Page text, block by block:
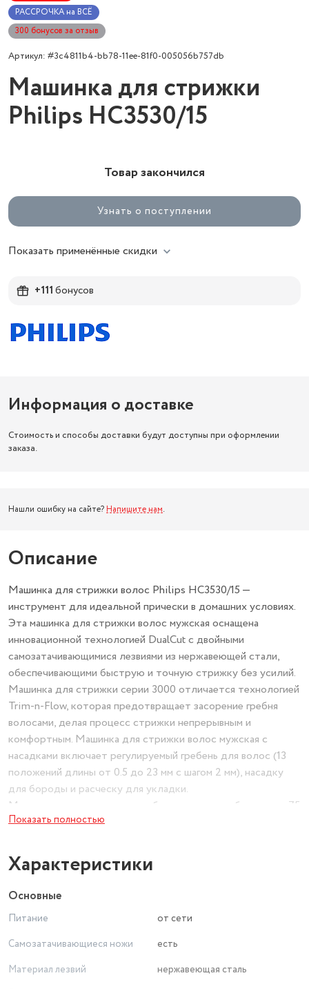
РАССРОЧКА на ВСЁ
300 бонусов за отзыв
Артикул: #3c4811b4-bb78-11ee-81f0-005056b757db
Машинка для стрижки
Philips HC3530/15
Товар закончился
Узнать о поступлении
Показать применённые скидки
+111бонусов
Информация о доставке
Стоимость и способы доставки будут доступны при оформлении
заказа.
Нашли ошибку на сайте? Напишите нам.
Описание
Машинка для стрижки волос Philips HC3530/15 —
инструмент для идеальной прически в домашних условиях.
Эта машинка для стрижки волос мужская оснащена
инновационной технологией DualCut с двойными
самозатачивающимися лезвиями из нержавеющей стали,
обеспечивающими быструю и точную стрижку без усилий.
Машинка для стрижки серии 3000 отличается технологией
Trim-n-Flow, которая предотвращает засорение гребня
волосами, делая процесс стрижки непрерывным и
комфортным. Машинка для стрижки волос мужская с
насадками включает регулируемый гребень для волос (13
положений длины от 0.5 до 23 мм с шагом 2 мм), насадку
для бороды и расческу для укладки.
Машинка для стрижки волос беспроводная работает до 75
минут после 8-часовой зарядки благодаря надежному Ni-
стрижки волос philips может работать от сети 100–240 В,
что удобно в поездках.
Машинка для стрижки бороды позволяет легко
мм при снятой насадке. Универсальная машинка для
стрижки волос беспроводная для мужчин с насадками
Компактная машинка для волос имеет эргономичную
Показать полностью
Характеристики
Основные
Питание
от сети
Самозатачивающиеся ножи
есть
Материал лезвий
нержавеющая сталь